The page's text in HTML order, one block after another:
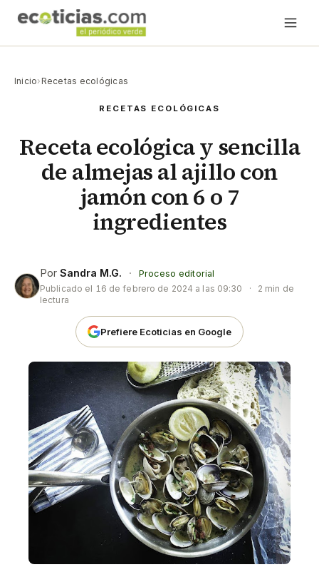
Inicio› Recetas ecológicas
RECETAS ECOLÓGICAS
Receta ecológica y sencilla
de almejas al ajillo con
jamón con 6 o 7
ingredientes
Por Sandra M.G. ·
Proceso editorial
Publicado el 16 de febrero de 2024 a las 09:30 ·
2 min de
lectura
Prefiere Ecoticias en Google